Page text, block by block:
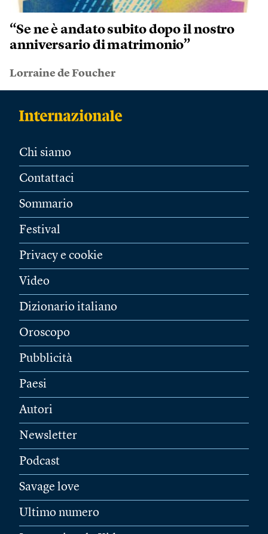
“Se ne è andato subito dopo il nostro
anniversario di matrimonio”
Lorraine de Foucher
Chi siamo
Contattaci
Sommario
Festival
Privacy e cookie
Video
Dizionario italiano
Oroscopo
Pubblicità
Paesi
Autori
Newsletter
Podcast
Savage love
Ultimo numero